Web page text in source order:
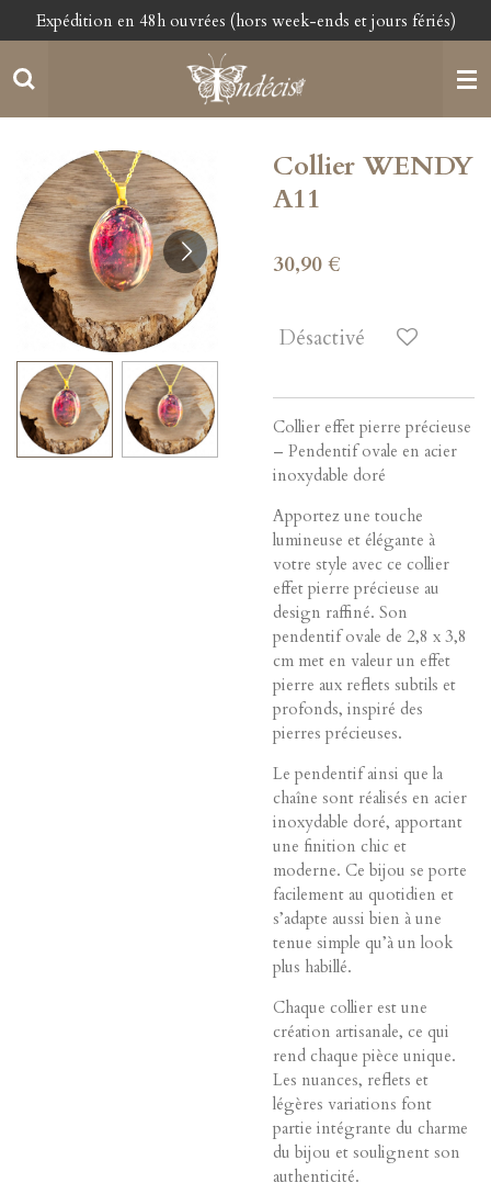
Passer
au
contenu
principal
Expédition en 48h ouvrées (hors week-ends et jours fériés)
Collier WENDY
A11
30,90 €
Désactivé
Collier effet pierre précieuse
– Pendentif ovale en acier
inoxydable doré
Apportez une touche
lumineuse et élégante à
votre style avec ce collier
effet pierre précieuse au
design raffiné. Son
pendentif ovale de 2,8 x 3,8
cm met en valeur un effet
pierre aux reflets subtils et
profonds, inspiré des
pierres précieuses.
Le pendentif ainsi que la
chaîne sont réalisés en acier
inoxydable doré, apportant
une finition chic et
moderne. Ce bijou se porte
facilement au quotidien et
s’adapte aussi bien à une
tenue simple qu’à un look
plus habillé.
Chaque collier est une
création artisanale, ce qui
rend chaque pièce unique.
Les nuances, reflets et
légères variations font
partie intégrante du charme
du bijou et soulignent son
authenticité.